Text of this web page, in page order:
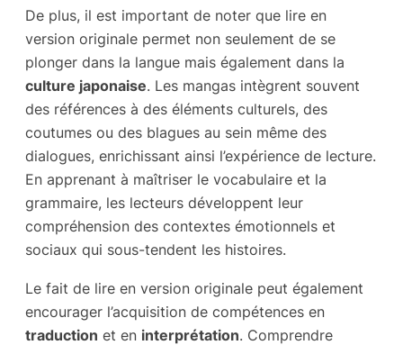
De plus, il est important de noter que lire en
version originale permet non seulement de se
plonger dans la langue mais également dans la
culture japonaise. Les mangas intègrent souvent
des références à des éléments culturels, des
coutumes ou des blagues au sein même des
dialogues, enrichissant ainsi l’expérience de lecture.
En apprenant à maîtriser le vocabulaire et la
grammaire, les lecteurs développent leur
compréhension des contextes émotionnels et
sociaux qui sous-tendent les histoires.
Le fait de lire en version originale peut également
encourager l’acquisition de compétences en
traduction et en interprétation. Comprendre